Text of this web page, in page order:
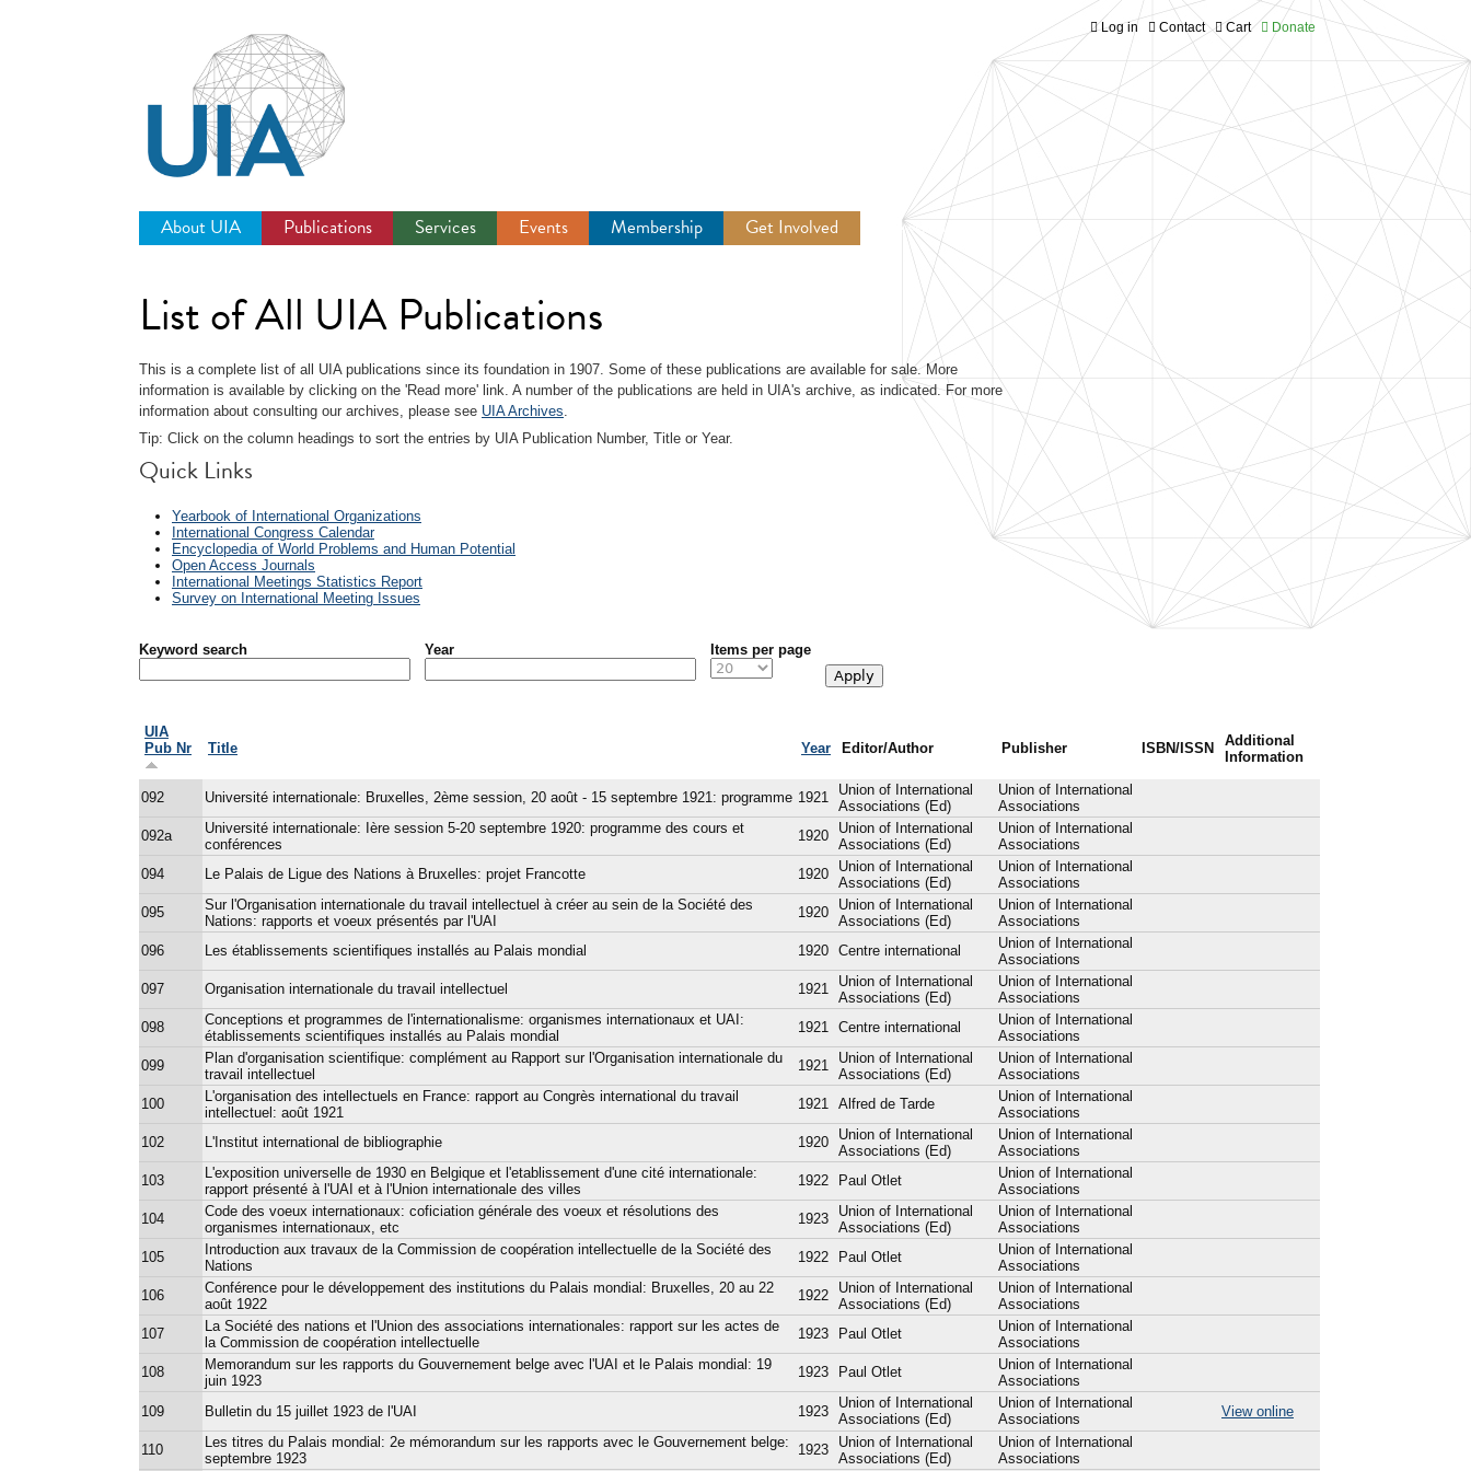
Log in Contact Cart Donate
About UIA Publications Services Events Membership Get Involved Newsroom
List of All UIA Publications
This is a complete list of all UIA publications since its foundation in 1907. Some of these publications are available for sale. More
information is available by clicking on the 'Read more' link. A number of the publications are held in UIA's archive, as indicated. For more
information about consulting our archives, please see UIA Archives.
Tip: Click on the column headings to sort the entries by UIA Publication Number, Title or Year.
Quick Links
Yearbook of International Organizations
International Congress Calendar
Encyclopedia of World Problems and Human Potential
Open Access Journals
International Meetings Statistics Report
Survey on International Meeting Issues
Keyword search Year Items per page
UIA
Pub Nr
Title Year Editor/Author Publisher ISBN/ISSN
Additional
Information
092 Université internationale: Bruxelles, 2ème session, 20 août - 15 septembre 1921: programme 1921
Union of International
Associations (Ed)
Union of International
Associations
092a
Université internationale: Ière session 5-20 septembre 1920: programme des cours et
conférences
1920
Union of International
Associations (Ed)
Union of International
Associations
094
Le Palais de Ligue des Nations à Bruxelles: projet Francotte 1920
Union of International
Associations (Ed)
Union of International
Associations
095
Sur l'Organisation internationale du travail intellectuel à créer au sein de la Société des
Nations: rapports et voeux présentés par l'UAI
1920
Union of International
Associations (Ed)
Union of International
Associations
096
Les établissements scientifiques installés au Palais mondial 1920 Centre international
Union of International
Associations
097
Organisation internationale du travail intellectuel 1921
Union of International
Associations (Ed)
Union of International
Associations
098
Conceptions et programmes de l'internationalisme: organismes internationaux et UAI:
établissements scientifiques installés au Palais mondial
1921 Centre international
Union of International
Associations
099
Plan d'organisation scientifique: complément au Rapport sur l'Organisation internationale du
travail intellectuel
1921
Union of International
Associations (Ed)
Union of International
Associations
100
L'organisation des intellectuels en France: rapport au Congrès international du travail
intellectuel: août 1921
1921 Alfred de Tarde
Union of International
Associations
102
L'Institut international de bibliographie 1920
Union of International
Associations (Ed)
Union of International
Associations
103
L'exposition universelle de 1930 en Belgique et l'etablissement d'une cité internationale:
rapport présenté à l'UAI et à l'Union internationale des villes
1922 Paul Otlet
Union of International
Associations
104
Code des voeux internationaux: coficiation générale des voeux et résolutions des
organismes internationaux, etc
1923
Union of International
Associations (Ed)
Union of International
Associations
105
Introduction aux travaux de la Commission de coopération intellectuelle de la Société des
Nations
1922 Paul Otlet
Union of International
Associations
106
Conférence pour le développement des institutions du Palais mondial: Bruxelles, 20 au 22
août 1922
1922
Union of International
Associations (Ed)
Union of International
Associations
107
La Société des nations et l'Union des associations internationales: rapport sur les actes de
la Commission de coopération intellectuelle
1923 Paul Otlet
Union of International
Associations
108
Memorandum sur les rapports du Gouvernement belge avec l'UAI et le Palais mondial: 19
juin 1923
1923 Paul Otlet
Union of International
Associations
109
Bulletin du 15 juillet 1923 de l'UAI 1923
Union of International
Associations (Ed)
Union of International
Associations
View online
110
Les titres du Palais mondial: 2e mémorandum sur les rapports avec le Gouvernement belge:
septembre 1923
1923
Union of International
Associations (Ed)
Union of International
Associations